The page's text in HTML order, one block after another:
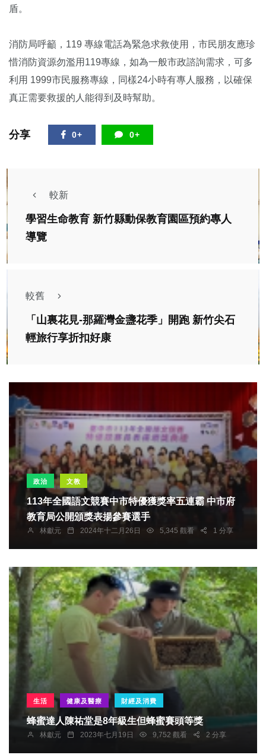
盾。
消防局呼籲，119 專線電話為緊急求救使用，市民朋友應珍
惜消防資源勿濫用119專線，如為一般市政諮詢需求，可多
利用 1999市民服務專線，同樣24小時有專人服務，以確保
真正需要救援的人能得到及時幫助。
分享 0+ 0+
較新
學習生命教育 新竹縣動保教育園區預約專人
導覽
較舊
「山裏花見-那羅灣金盞花季」開跑 新竹尖石
輕旅行享折扣好康
政治 文教
113年全國語文競賽中市特優獲獎率五連霸 中市府
教育局公開頒獎表揚參賽選手
林獻元 2024年十二月26日 5,345 觀看 1 分享
生活 健康及醫療 財經及消費
蜂蜜達人陳祐堂是8年級生但蜂蜜賽頭等獎
林獻元 2023年七月19日 9,752 觀看 2 分享